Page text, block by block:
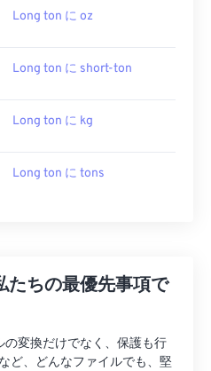
Long ton に oz
Long ton に short-ton
Long ton に kg
Long ton に tons
たちの最優先事項で
変換だけでなく、保護も行
ど、どんなファイルでも、堅